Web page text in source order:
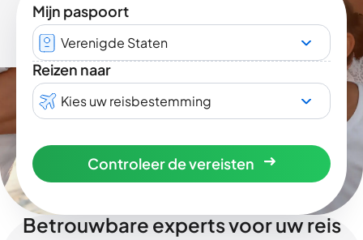
Mijn paspoort
Verenigde Staten
Reizen naar
Kies uw reisbestemming
Controleer de vereisten
Betrouwbare experts voor uw reis